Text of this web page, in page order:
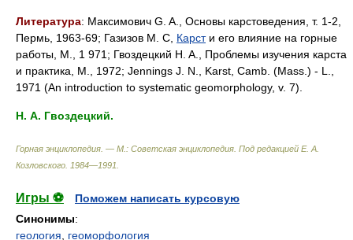
Литература: Максимович G. A., Основы карстоведения, т. 1-2,
Пермь, 1963-69; Газизов М. С, Карсти его влияние на горные
работы, М., 1 971; Гвоздецкий H. A., Проблемы изучения карста
и практика, М., 1972; Jennings J. N., Karst, Camb. (Mass.) - L.,
1971 (An introduction to systematic geomorphology, v. 7).
Н. А. Гвоздецкий.
Горная энциклопедия. — М.: Советская энциклопедия Под редакцией Е. А.
Козловского 1984—1991
Игры ⚽
Поможем написать курсовую
Синонимы:
геология
геоморфология